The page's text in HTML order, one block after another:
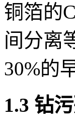
铜箔的
间分离
30%的
1.3 钻